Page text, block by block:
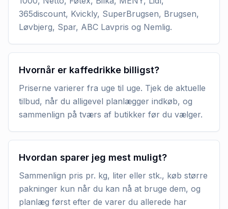
365discount, Kvickly, SuperBrugsen, Brugsen,
Løvbjerg, Spar, ABC Lavpris og Nemlig.
Hvornår er kaffedrikke billigst?
Priserne varierer fra uge til uge. Tjek de aktuelle
tilbud, når du alligevel planlægger indkøb, og
sammenlign på tværs af butikker før du vælger.
Hvordan sparer jeg mest muligt?
Sammenlign pris pr. kg, liter eller stk., køb større
pakninger kun når du kan nå at bruge dem, og
planlæg først efter de varer du allerede har